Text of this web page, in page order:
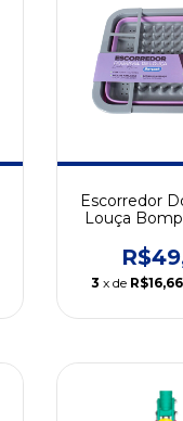
Escorredor
Louça
3 x de R$16,66